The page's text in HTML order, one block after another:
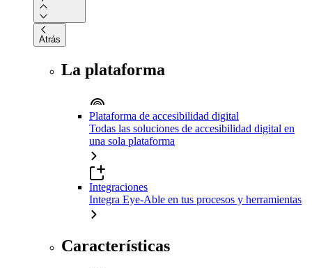
Atrás
La plataforma
Plataforma de accesibilidad digital
Todas las soluciones de accesibilidad digital en
una sola plataforma
Integraciones
Integra Eye-Able en tus procesos y herramientas
Características